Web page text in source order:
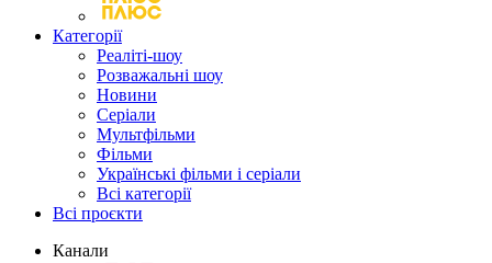
Категорії
Реаліті-шоу
Розважальні шоу
Новини
Серіали
Мультфільми
Фільми
Українські фільми і серіали
Всі категорії
Всі проєкти
Канали